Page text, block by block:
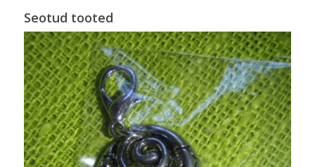
Seotud tooted